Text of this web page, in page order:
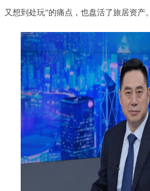
又想到处玩”的痛点，也盘活了旅居资产。